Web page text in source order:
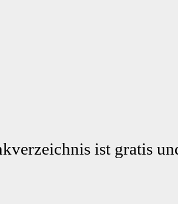
ist gratis